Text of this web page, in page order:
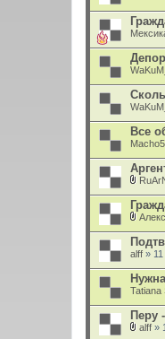
Все
л
о
ж
е
н
и
л
о
ж
е
н
и
alff »
Tatiana
Перу
alff »